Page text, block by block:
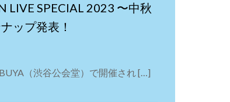
LIVE SPECIAL 2023 〜中秋
ップ発表！
（渋谷公会堂）で開催され […]